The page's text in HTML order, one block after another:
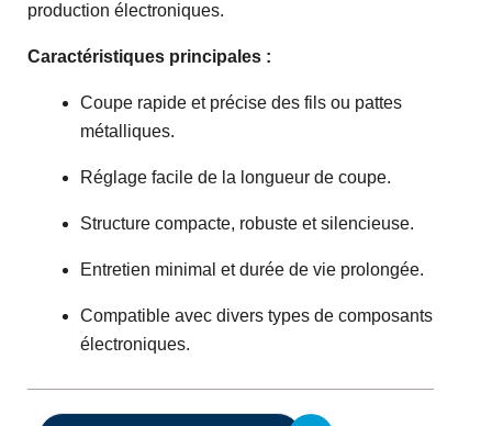
production électroniques.
Caractéristiques principales :
Coupe rapide et précise des fils ou pattes
métalliques.
Réglage facile de la longueur de coupe.
Structure compacte, robuste et silencieuse.
Entretien minimal et durée de vie prolongée.
Compatible avec divers types de composants
électroniques.